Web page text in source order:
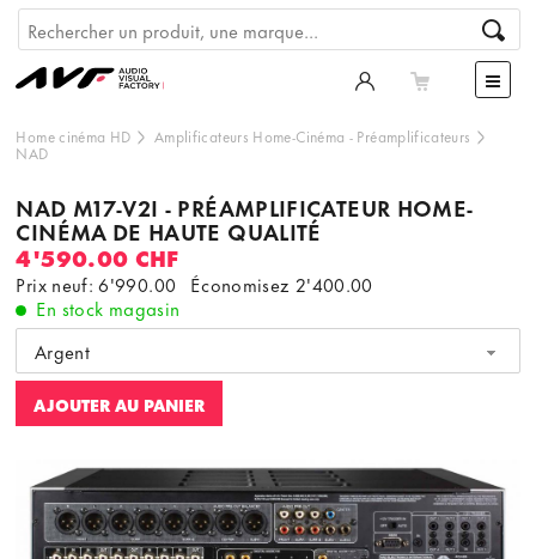
Home cinéma HD Amplificateurs Home-Cinéma - Préamplificateurs
NAD
NAD M17-V2I - PRÉAMPLIFICATEUR HOME-
CINÉMA DE HAUTE QUALITÉ
4'590.00 CHF
Prix neuf: 6'990.00 Économisez 2'400.00
En stock magasin
Argent
AJOUTER AU PANIER